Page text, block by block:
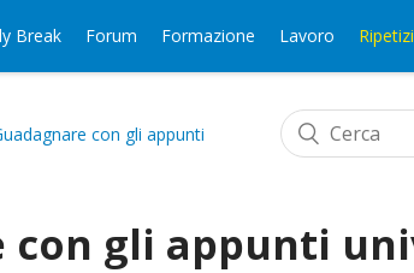
Break Forum Formazione Lavoro
con gli appunti
con gli appunti